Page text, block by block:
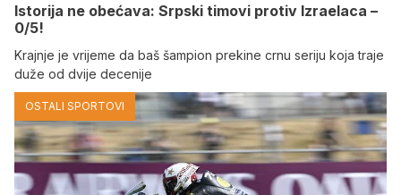
Istorija ne obećava: Srpski timovi protiv Izraelaca –
0/5!
Krajnje je vrijeme da baš šampion prekine crnu seriju koja traje
duže od dvije decenije
OSTALI SPORTOVI